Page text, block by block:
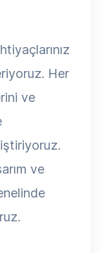
Her
ve
ve